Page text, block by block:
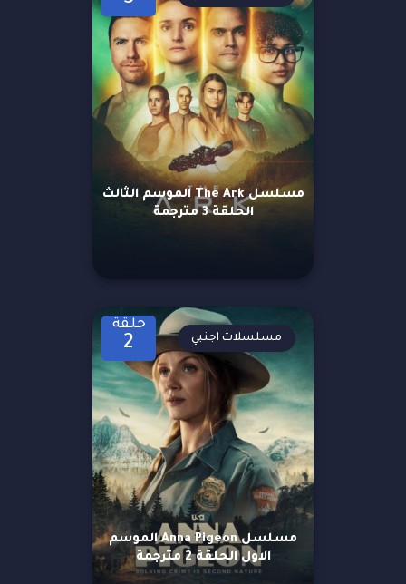
مسلسل The Ark الموسم الثالث
الحلقة 3 مترجمة
حلقة
2
مسلسل Anna Pigeon الموسم
الاول الحلقة 2 مترجمة
مسلسلات اجنبي